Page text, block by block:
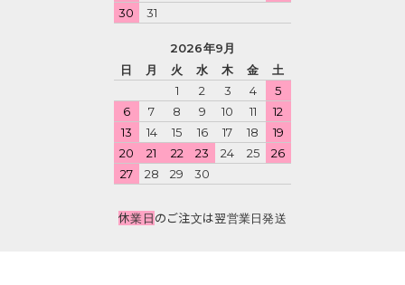
30
31
2026年9月
日
月 火 水 木 金
土
1
2 3 4
5
6
7 8 9 10 11
12
13
14 15 16 17 18
19
20
21 22 23 24 25
26
27
28 29 30
休業日のご注文は翌営業日発送